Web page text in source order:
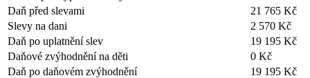
Daň před slevami
21 765 Kč
Slevy na dani
2 570 Kč
Daň po uplatnění slev
19 195 Kč
Daňové zvýhodnění na děti
0 Kč
Daň po daňovém zvýhodnění
19 195 Kč